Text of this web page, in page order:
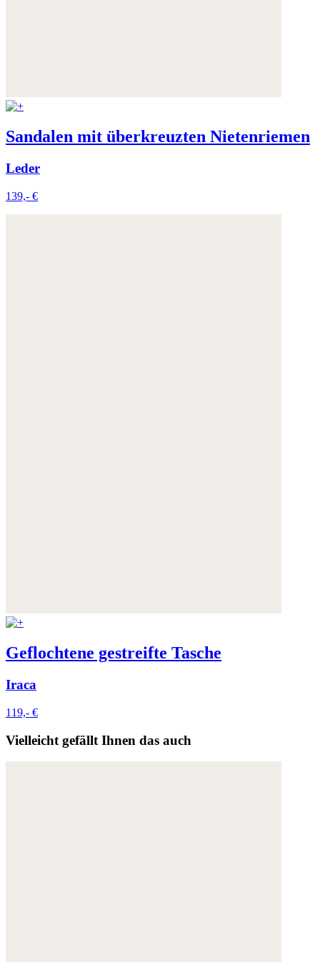
Sandalen mit überkreuzten Nietenriemen
Leder
139,- €
Geflochtene gestreifte Tasche
Iraca
119,- €
Vielleicht gefällt Ihnen das auch